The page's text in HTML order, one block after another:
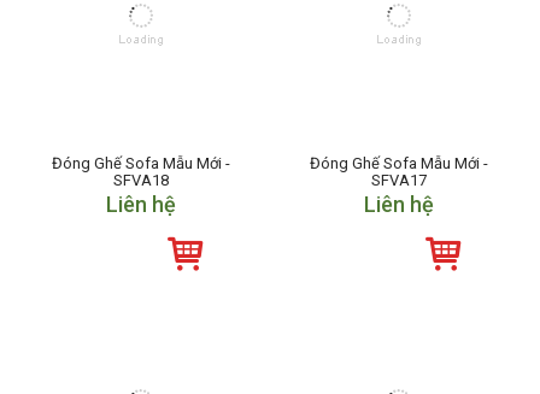
Đóng Ghế Sofa Mẫu Mới -
SFVA18
Liên hệ
Đóng Ghế Sofa Mẫu Mới -
SFVA17
Liên hệ